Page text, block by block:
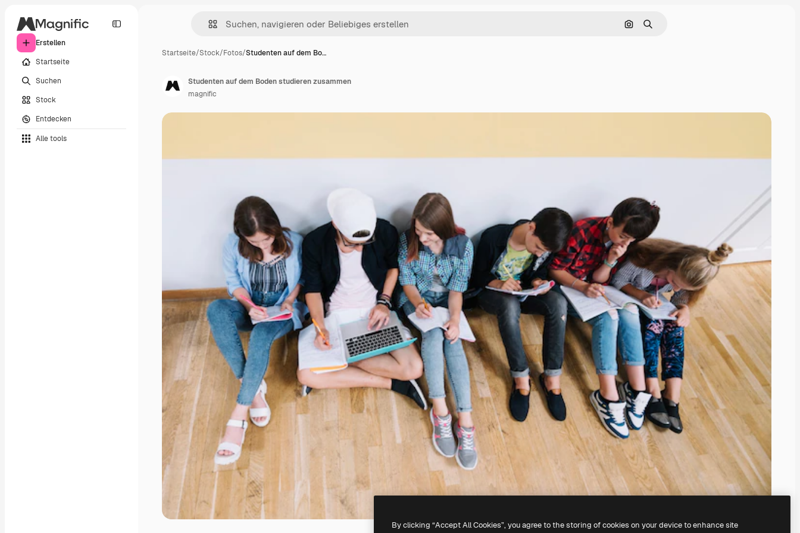
Erstellen
Startseite
Suchen
Stock
Entdecken
Alle tools
Nach Bild suchen
Suchen
Startseite/Stock/Fotos/Studenten auf dem Bo…
Studenten auf dem Boden studieren zusammen
magnific
By clicking “Accept All Cookies”, you agree to the storing of cookies on your device to enhance site